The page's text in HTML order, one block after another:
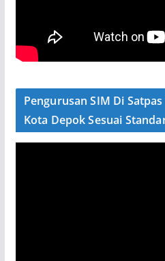
Pengurusan SIM Di
Kota Depok Sesuai